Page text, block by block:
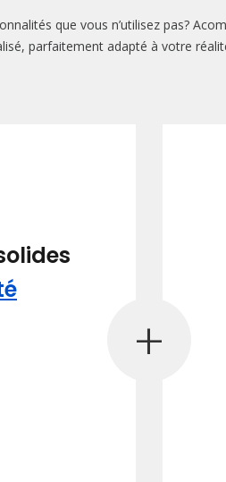
que vous n’utilisez pas?
parfaitement adapté à votre